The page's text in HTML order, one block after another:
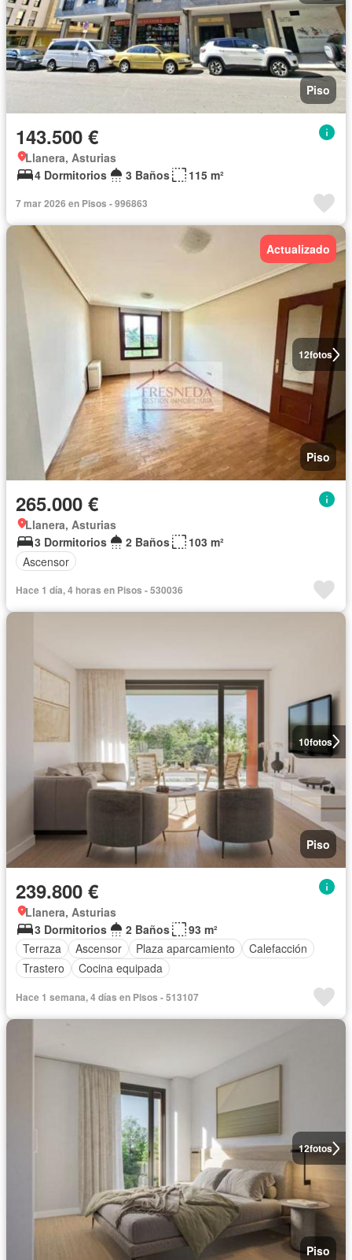
Piso
143.500 €
Llanera, Asturias
4 Dormitorios
3 Baños 115 m²
7 mar 2026 en Pisos - 996863
12fotos
Actualizado
Piso
265.000 €
Llanera, Asturias
3 Dormitorios
2 Baños
103 m²
Ascensor
Hace 1 día, 4 horas en Pisos - 530036
10fotos
Piso
239.800 €
Llanera, Asturias
3 Dormitorios
2 Baños
93 m²
Terraza
Ascensor Plaza aparcamiento
Calefacción
Trastero
Cocina equipada
Hace 1 semana, 4 días en Pisos - 513107
12fotos
Piso